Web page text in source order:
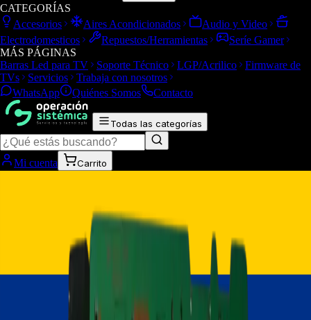
CATEGORÍAS
Accesorios
Aires Acondicionados
Audio y Video
Electrodomesticos
Repuestos/Herramientas
Seríe Gamer
MÁS PÁGINAS
Barras Led para TV
Soporte Técnico LGP/Acrilico
Firmware de
TVs
Servicios
Trabaja con nosotros
WhatsApp
Quiénes Somos Contacto
Todas las categorías
Mi cuenta Carrito